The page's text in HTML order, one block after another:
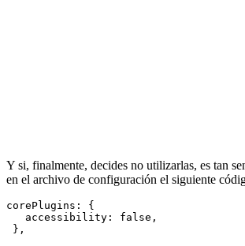
Y si, finalmente, decides no utilizarlas, es tan
en el archivo de configuración el siguiente
corePlugins: {
   accessibility: false,